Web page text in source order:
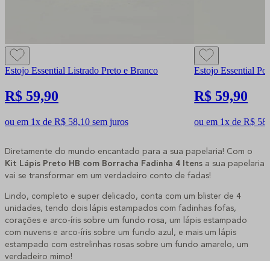
Estojo Essential Listrado Preto e Branco
R$ 59,90
ou em 1x de R$ 58,10 sem juros
Estojo Essential
R$ 59,90
ou em 1x de R$
Diretamente do mundo encantado para a sua papelaria! Com o
Kit Lápis Preto HB com Borracha Fadinha 4 Itens a sua papelaria
vai se transformar em um verdadeiro conto de fadas!
Lindo, completo e super delicado, conta com um blister de 4
unidades, tendo dois lápis estampados com fadinhas fofas,
corações e arco-íris sobre um fundo rosa, um lápis estampado
com nuvens e arco-íris sobre um fundo azul, e mais um lápis
estampado com estrelinhas rosas sobre um fundo amarelo, um
verdadeiro mimo!